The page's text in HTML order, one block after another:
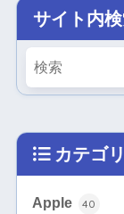
サイト内
カテゴ
Apple 40